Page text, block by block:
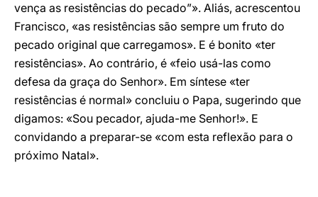
vença as resistências do pecado”». Aliás, acrescentou
Francisco, «as resistências são sempre um fruto do
pecado original que carregamos». E é bonito «ter
resistências». Ao contrário, é «feio usá-las como
defesa da graça do Senhor». Em síntese «ter
resistências é normal» concluiu o Papa, sugerindo que
digamos: «Sou pecador, ajuda-me Senhor!». E
convidando a preparar-se «com esta reflexão para o
próximo Natal».